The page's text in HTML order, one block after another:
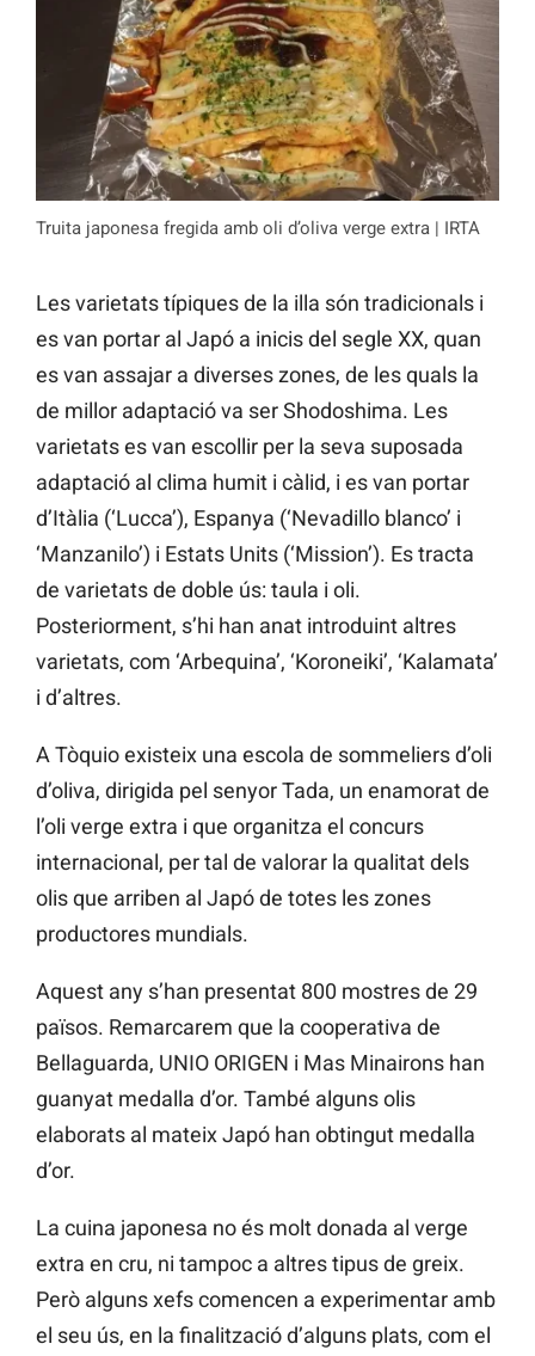
Truita japonesa fregida amb oli d’oliva verge extra | IRTA
Les varietats típiques de la illa són tradicionals i
es van portar al Japó a inicis del segle XX, quan
es van assajar a diverses zones, de les quals la
de millor adaptació va ser Shodoshima. Les
varietats es van escollir per la seva suposada
adaptació al clima humit i càlid, i es van portar
d’Itàlia (‘Lucca’), Espanya (‘Nevadillo blanco’ i
‘Manzanilo’) i Estats Units (‘Mission’). Es tracta
de varietats de doble ús: taula i oli.
Posteriorment, s’hi han anat introduint altres
varietats, com ‘Arbequina’, ‘Koroneiki’, ‘Kalamata’
i d’altres.
A Tòquio existeix una escola de sommeliers d’oli
d’oliva, dirigida pel senyor Tada, un enamorat de
l’oli verge extra i que organitza el concurs
internacional, per tal de valorar la qualitat dels
olis que arriben al Japó de totes les zones
productores mundials.
Aquest any s’han presentat 800 mostres de 29
països. Remarcarem que la cooperativa de
Bellaguarda, UNIO ORIGEN i Mas Minairons han
guanyat medalla d’or. També alguns olis
elaborats al mateix Japó han obtingut medalla
d’or.
La cuina japonesa no és molt donada al verge
extra en cru, ni tampoc a altres tipus de greix.
Però alguns xefs comencen a experimentar amb
el seu ús, en la finalització d’alguns plats, com el